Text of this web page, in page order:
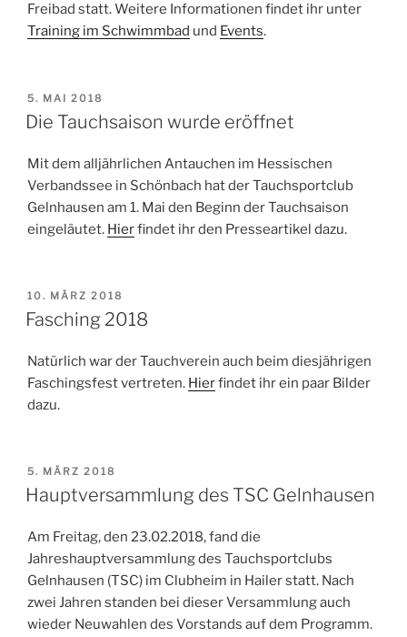
Freibad statt. Weitere Informationen findet ihr unter
Training im Schwimmbad und Events.
VERÖFFENTLICHT
AM
5. MAI 2018
Die Tauchsaison wurde eröffnet
Mit dem alljährlichen Antauchen im Hessischen
Verbandssee in Schönbach hat der Tauchsportclub
Gelnhausen am 1. Mai den Beginn der Tauchsaison
eingeläutet. Hierfindet ihr den Presseartikel dazu.
VERÖFFENTLICHT
AM
10. MÄRZ 2018
Fasching 2018
Natürlich war der Tauchverein auch beim diesjährigen
Faschingsfest vertreten. Hierfindet ihr ein paar Bilder
dazu.
VERÖFFENTLICHT
AM
5. MÄRZ 2018
Hauptversammlung des TSC Gelnhausen
Am Freitag, den 23.02.2018, fand die
Jahreshauptversammlung des Tauchsportclubs
Gelnhausen (TSC) im Clubheim in Hailer statt. Nach
zwei Jahren standen bei dieser Versammlung auch
wieder Neuwahlen des Vorstands auf dem Programm.